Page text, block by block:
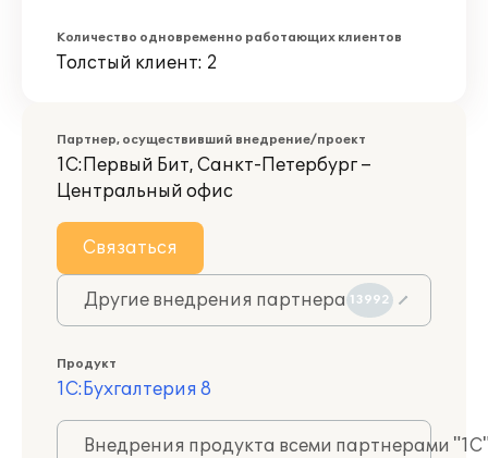
Количество одновременно работающих клиентов
Толстый клиент: 2
Партнер, осуществивший внедрение/проект
1С:Первый Бит, Санкт-Петербург –
Центральный офис
Связаться
Другие внедрения партнера 13992
Продукт
1С:Бухгалтерия 8
Внедрения продукта всеми партнерами